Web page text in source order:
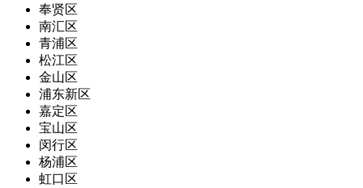
奉贤区
南汇区
青浦区
松江区
金山区
浦东新区
嘉定区
宝山区
闵行区
杨浦区
虹口区